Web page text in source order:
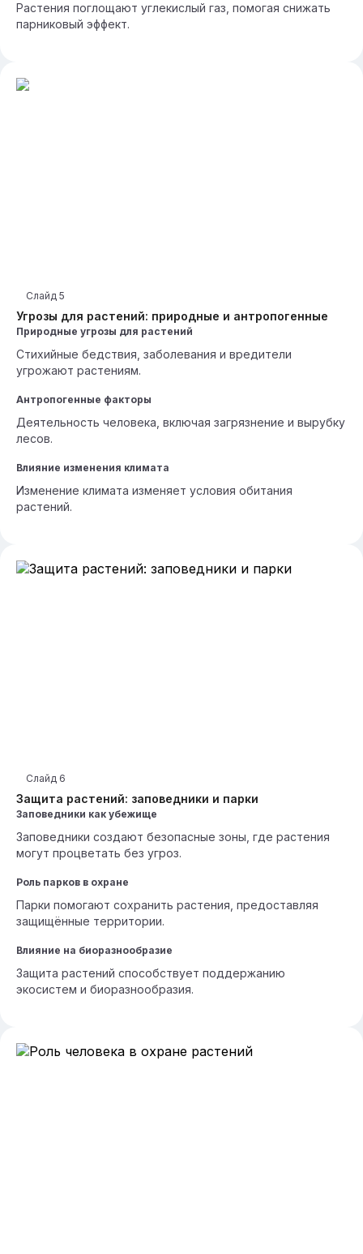
Растения поглощают углекислый газ, помогая снижать
парниковый эффект.
Угрозы для растений: природные и антропогенные
Слайд 5
Природные угрозы для растений
Стихийные бедствия, заболевания и вредители
угрожают растениям.
Антропогенные факторы
Деятельность человека, включая загрязнение и вырубку
лесов.
Влияние изменения климата
Изменение климата изменяет условия обитания
растений.
Защита растений: заповедники и парки
Слайд 6
Заповедники как убежище
Заповедники создают безопасные зоны, где растения
могут процветать без угроз.
Роль парков в охране
Парки помогают сохранить растения, предоставляя
защищённые территории.
Влияние на биоразнообразие
Защита растений способствует поддержанию
экосистем и биоразнообразия.